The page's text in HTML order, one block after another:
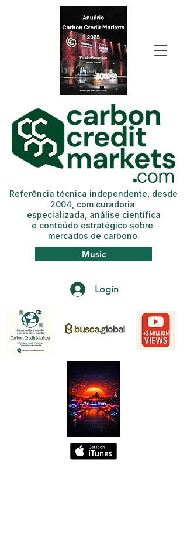
Login
Music
Referência técnica independente, desde
2004, com curadoria
especializada, análise científica
e conteúdo estratégico sobre
mercados de carbono.